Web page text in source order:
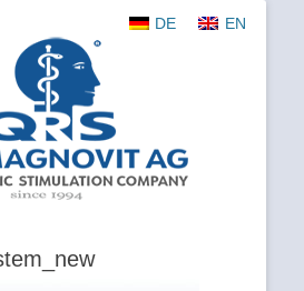
MAGNOVIT
Company
DE EN